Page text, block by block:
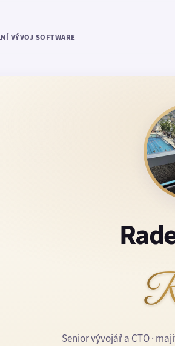
VÝVOJ SOFTWARE
Senior vývojář a CTO ·